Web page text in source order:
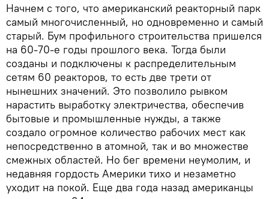
Начнем с того, что американский реакторный парк
самый многочисленный, но одновременно и самый
старый. Бум профильного строительства пришелся
на 60-70-е годы прошлого века. Тогда были
созданы и подключены к распределительным
сетям 60 реакторов, то есть две трети от
нынешних значений. Это позволило рывком
нарастить выработку электричества, обеспечив
бытовые и промышленные нужды, а также
создало огромное количество рабочих мест как
непосредственно в атомной, так и во множестве
смежных областей. Но бег времени неумолим, и
недавняя гордость Америки тихо и незаметно
уходит на покой. Еще два года назад американцы